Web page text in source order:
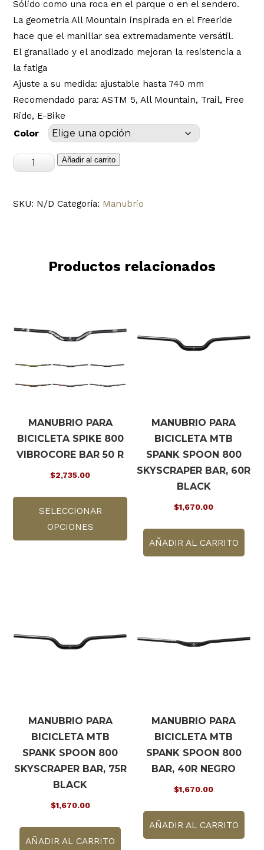
Sólido como una roca en el parque o en el sendero.
La geometría All Mountain inspirada en el Freeride
hace que el manillar sea extremadamente versátil.
El granallado y el anodizado mejoran la resistencia a
la fatiga
Ajuste a su medida: ajustable hasta 740 mm
Recomendado para: ASTM 5, All Mountain, Trail, Free
Ride, E-Bike
Color
Manubrio
MTB
Añadir al carrito
SKU: N/D Categoría: Manubrio
Productos relacionados
MANUBRIO PARA
BICICLETA SPIKE 800
VIBROCORE BAR 50 R
$2,735.00
SELECCIONAR
OPCIONES
Este
tiene
múltiples
variantes.
elegir
producto
MANUBRIO PARA
BICICLETA MTB
SPANK SPOON 800
SKYSCRAPER BAR, 60R
BLACK
$1,670.00
AÑADIR AL CARRITO
MANUBRIO PARA
BICICLETA MTB
SPANK SPOON 800
SKYSCRAPER BAR, 75R
BLACK
$1,670.00
AÑADIR AL CARRITO
MANUBRIO PARA
BICICLETA MTB
SPANK SPOON 800
BAR, 40R NEGRO
$1,670.00
AÑADIR AL CARRITO